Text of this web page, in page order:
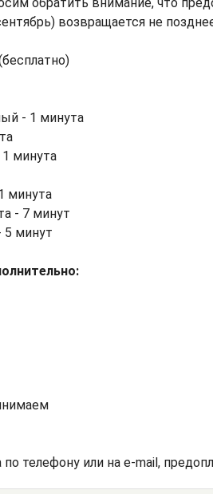
возвращается не
- 1 минута
минута
минута
- 7 минут
5 минут
по телефону или на e-mail,